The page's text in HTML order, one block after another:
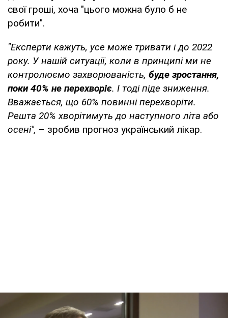
свої гроші, хоча "цього можна було б не
робити".
"Експерти кажуть, усе може тривати і до 2022
року. У нашій ситуації, коли в принципі ми не
контролюємо захворюваність, буде зростання,
поки 40% не перехворіє. І тоді піде зниження.
Вважається, що 60% повинні перехворіти.
Решта 20% хворітимуть до наступного літа або
осені", – зробив прогноз український лікар.